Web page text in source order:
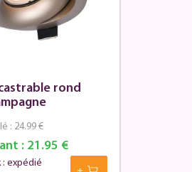
rond
:21.95 €
: 24.99 €
: expédié